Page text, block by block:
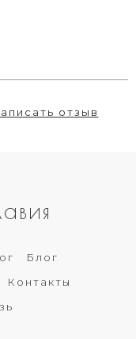
отзыв
Блог
Контакты